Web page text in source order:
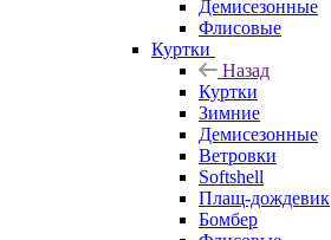
Демисезонные
Флисовые
Куртки
Назад
Куртки
Зимние
Демисезонные
Ветровки
Softshell
Плащ-дождевик
Бомбер